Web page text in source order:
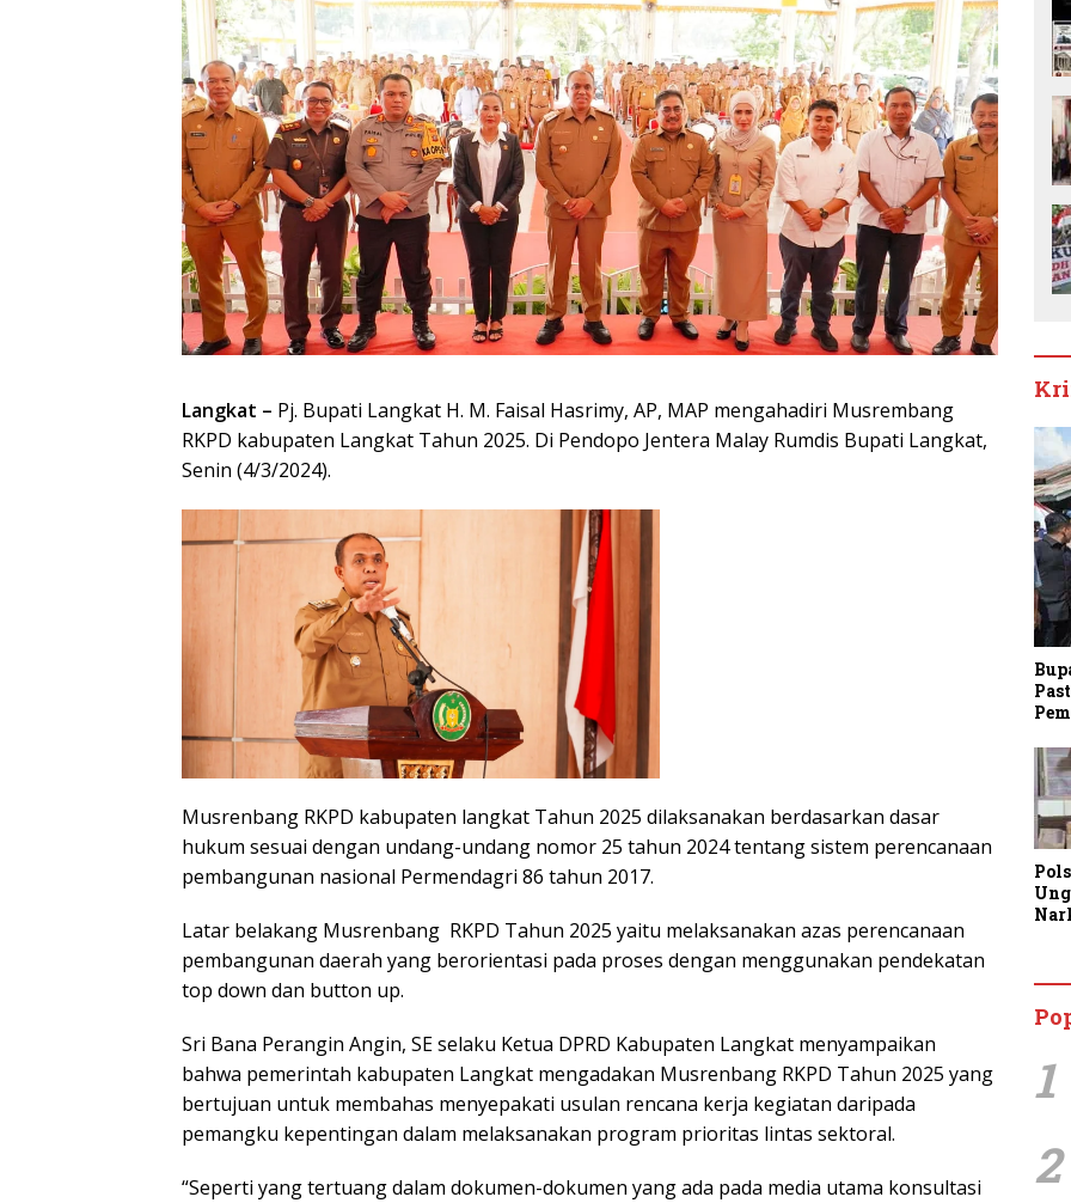
Langkat – Pj. Bupati Langkat H. M. Faisal Hasrimy, AP, MAP mengahadiri Musrembang
RKPD kabupaten Langkat Tahun 2025. Di Pendopo Jentera Malay Rumdis Bupati Langkat,
Senin (4/3/2024).
Musrenbang RKPD kabupaten langkat Tahun 2025 dilaksanakan berdasarkan dasar
hukum sesuai dengan undang-undang nomor 25 tahun 2024 tentang sistem perencanaan
pembangunan nasional Permendagri 86 tahun 2017.
Latar belakang Musrenbang RKPD Tahun 2025 yaitu melaksanakan azas perencanaan
pembangunan daerah yang berorientasi pada proses dengan menggunakan pendekatan
top down dan button up.
Sri Bana Perangin Angin, SE selaku Ketua DPRD Kabupaten Langkat menyampaikan
bahwa pemerintah kabupaten Langkat mengadakan Musrenbang RKPD Tahun 2025 yang
bertujuan untuk membahas menyepakati usulan rencana kerja kegiatan daripada
pemangku kepentingan dalam melaksanakan program prioritas lintas sektoral.
“Seperti yang tertuang dalam dokumen-dokumen yang ada pada media utama konsultasi
1
2